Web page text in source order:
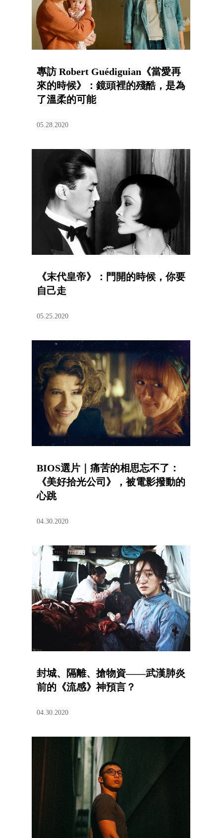
專訪 Robert Guédiguian《當愛再
來的時候》：鏡頭裡的殘酷，是為
了溫柔的可能
05.28.2020
《末代皇帝》：門開的時候，你要
自己走
05.25.2020
BIOS選片｜痛苦的相思忘不了：
《美好拾光公司》，被電影撥動的
心跳
04.30.2020
封城、隔離、搶物資——武漢肺炎
前的《流感》神預言？
04.30.2020